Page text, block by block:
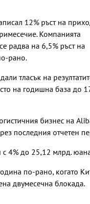
12% ръст на
Компанията
радва на 6,5% ръст на
рано.
тласък на
на годишна база до
бизнес на
последния отчетен
с 4% до 25,12 млрд.
по-рано, когато
двумесечна блокада.
Хаджирусев